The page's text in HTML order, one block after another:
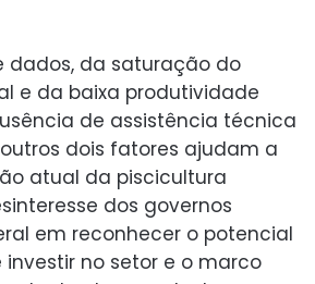
dados, da saturação do
e da baixa produtividade
de assistência técnica
dois fatores ajudam a
atual da piscicultura
dos governos
em reconhecer o potencial
no setor e o marco